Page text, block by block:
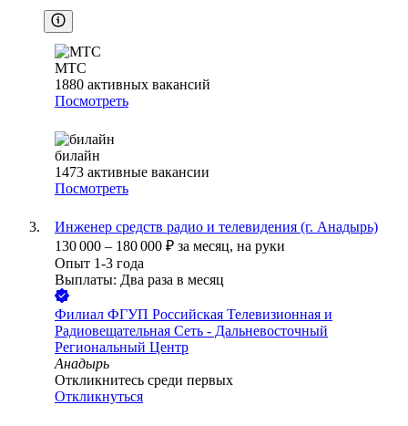
МТС
1880 активных вакансий
Посмотреть
билайн
1473 активные вакансии
Посмотреть
Инженер средств радио и телевидения (г. Анадырь)
130 000 – 180 000 ₽ за месяц, на руки
Опыт 1-3 года
Выплаты: Два раза в месяц
Филиал ФГУП Российская Телевизионная и
Радиовещательная Сеть - Дальневосточный
Региональный Центр
Анадырь
Откликнитесь среди первых
Откликнуться